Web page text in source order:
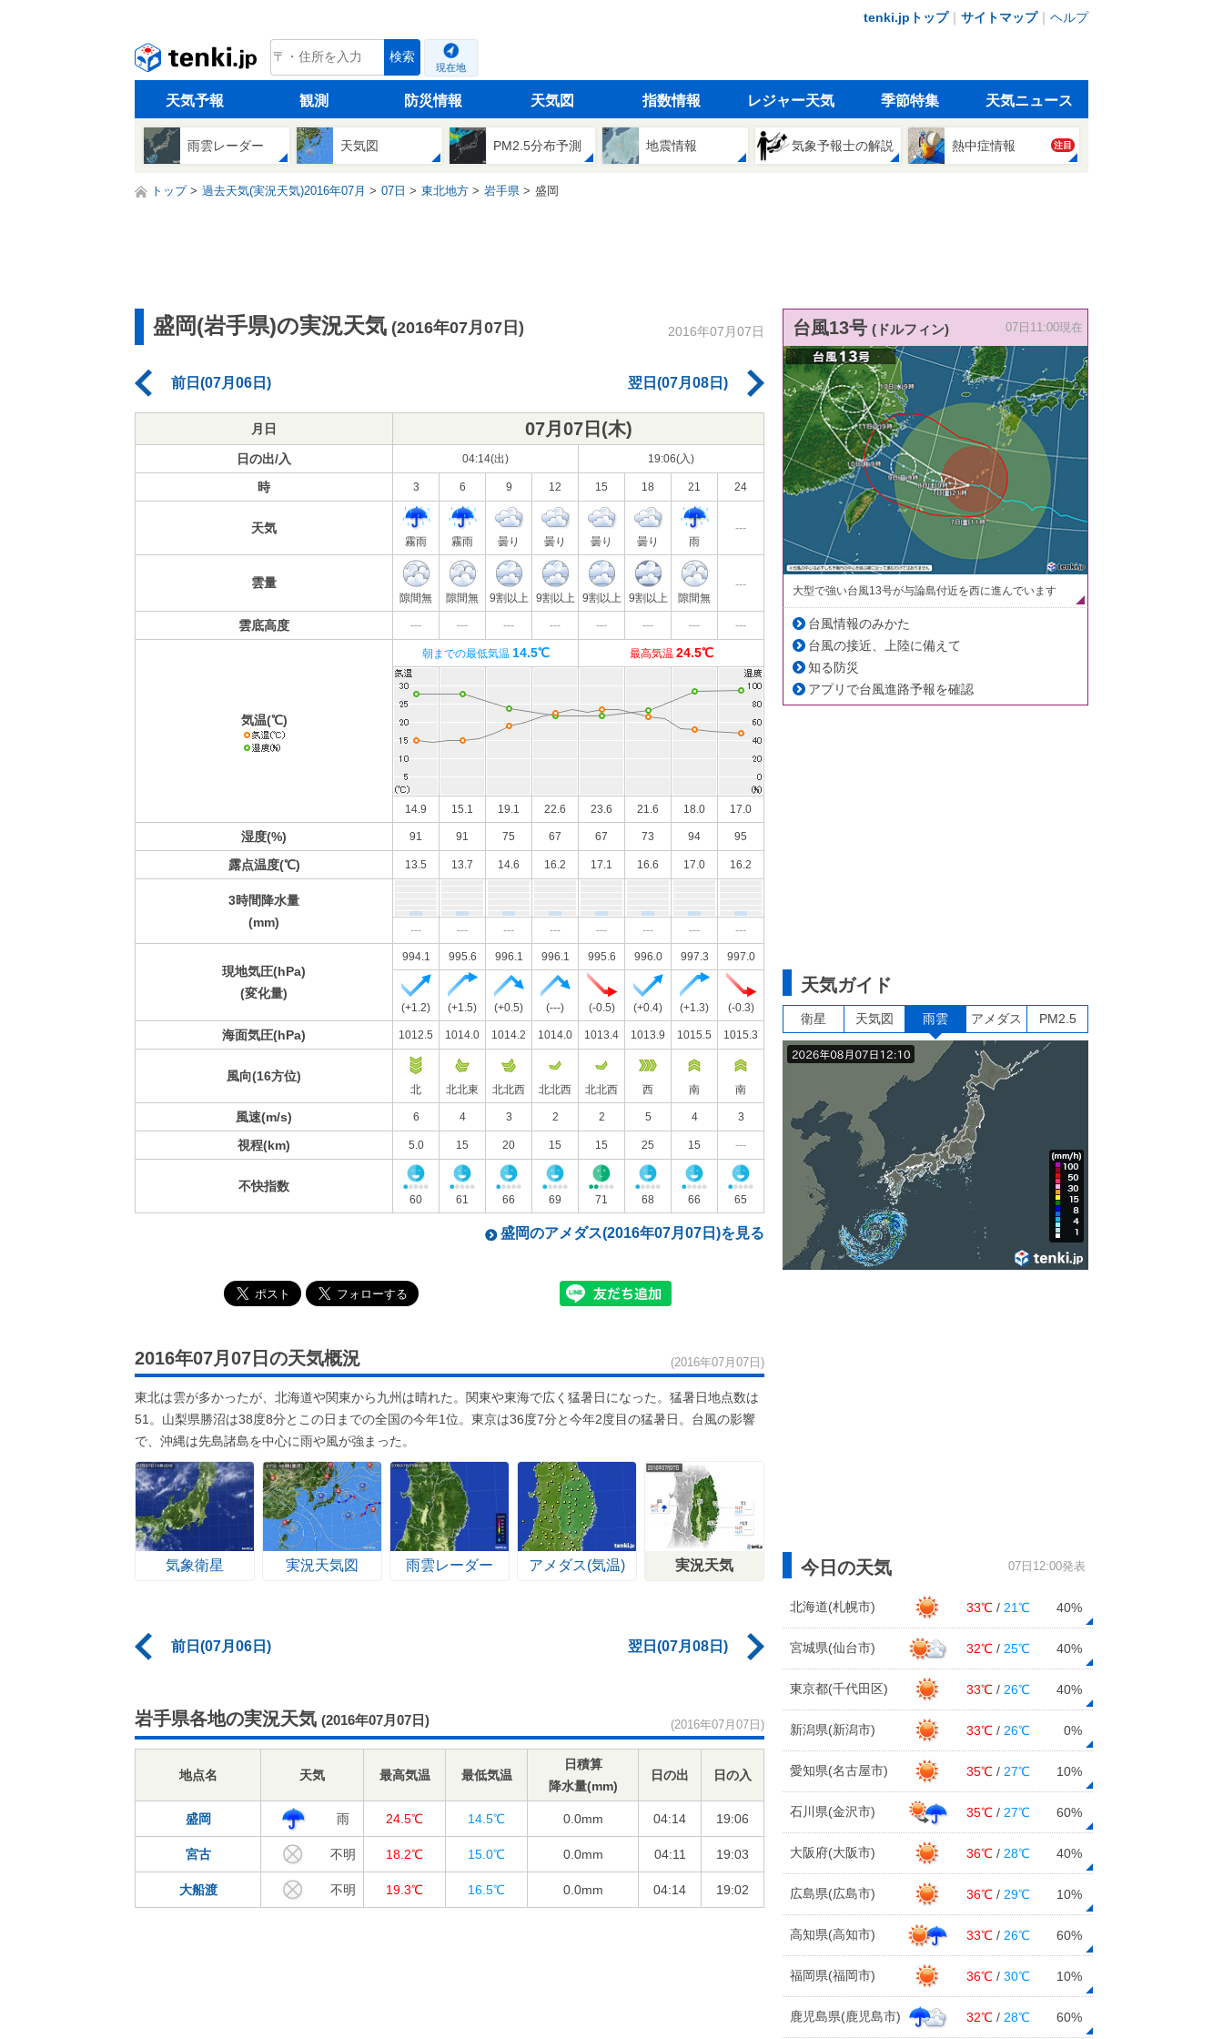
tenki.jpトップ｜ サイトマップ｜ ヘルプ
tenki.jp 検索
現在地
天気予報 観測 防災情報 天気図 指数情報 レジャー天気 季節特集 天気ニュース
雨雲レーダー 天気図 PM2.5分布予測 地震情報 気象予報士の解説 熱中症情報 注目
トップ 過去天気(実況天気)2016年07月 07日 東北地方 岩手県 盛岡
盛岡(岩手県)の実況天気 (2016年07月07日) 2016年07月07日
前日(07月06日) 翌日(07月08日)
月日 07月07日(木)
日の出/入 04:14(出) 19:06(入)
時 3 6 9 12 15 18 21 24
天気
霧雨 霧雨 曇り 曇り 曇り 曇り 雨
---
雲量
隙間無 隙間無 9割以上 9割以上 9割以上 9割以上 隙間無
---
雲底高度 --- --- --- --- --- --- --- ---
気温(℃)
朝までの最低気温 14.5℃ 最高気温 24.5℃
14.9 15.1 19.1 22.6 23.6 21.6 18.0 17.0
湿度(%) 91 91 75 67 67 73 94 95
露点温度(℃) 13.5 13.7 14.6 16.2 17.1 16.6 17.0 16.2
3時間降水量
(mm)
--- --- --- --- --- --- --- ---
現地気圧(hPa)
(変化量)
994.1 995.6 996.1 996.1 995.6 996.0 997.3 997.0
(+1.2) (+1.5) (+0.5) (---) (-0.5) (+0.4) (+1.3) (-0.3)
海面気圧(hPa) 1012.5 1014.0 1014.2 1014.0 1013.4 1013.9 1015.5 1015.3
風向(16方位)
北 北北東 北北西 北北西 北北西 西 南 南
風速(m/s) 6 4 3 2 2 5 4 3
視程(km) 5.0 15 20 15 15 25 15 ---
不快指数
60 61 66 69 71 68 66 65
盛岡のアメダス(2016年07月07日)を見る
2016年07月07日の天気概況 (2016年07月07日)
東北は雲が多かったが、北海道や関東から九州は晴れた。関東や東海で広く猛暑日になった。猛暑日地点数は
51。山梨県勝沼は38度8分とこの日までの全国の今年1位。東京は36度7分と今年2度目の猛暑日。台風の影響
で、沖縄は先島諸島を中心に雨や風が強まった。
気象衛星 実況天気図 雨雲レーダー アメダス(気温) 実況天気
前日(07月06日) 翌日(07月08日)
岩手県各地の実況天気 (2016年07月07日) (2016年07月07日)
地点名 天気 最高気温 最低気温
日積算
降水量(mm)
日の出 日の入
盛岡 雨 24.5℃ 14.5℃ 0.0mm 04:14 19:06
宮古 不明 18.2℃ 15.0℃ 0.0mm 04:11 19:03
大船渡 不明 19.3℃ 16.5℃ 0.0mm 04:14 19:02
台風13号 (ドルフィン) 07日11:00現在
大型で強い台風13号が与論島付近を西に進んでいます
台風情報のみかた
台風の接近、上陸に備えて
知る防災
アプリで台風進路予報を確認
天気ガイド
衛星 天気図 雨雲 アメダス PM2.5
今日の天気 07日12:00発表
北海道(札幌市) 33℃ / 21℃ 40%
宮城県(仙台市) 32℃ / 25℃ 40%
東京都(千代田区) 33℃ / 26℃ 40%
新潟県(新潟市) 33℃ / 26℃ 0%
愛知県(名古屋市) 35℃ / 27℃ 10%
石川県(金沢市) 35℃ / 27℃ 60%
大阪府(大阪市) 36℃ / 28℃ 40%
広島県(広島市) 36℃ / 29℃ 10%
高知県(高知市) 33℃ / 26℃ 60%
福岡県(福岡市) 36℃ /30℃ 10%
鹿児島県(鹿児島市) 32℃ / 28℃ 60%